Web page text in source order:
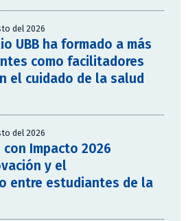
del 2026
UBB ha formado a más
como facilitadores
el cuidado de la salud
del 2026
con Impacto 2026
y el
entre estudiantes de la